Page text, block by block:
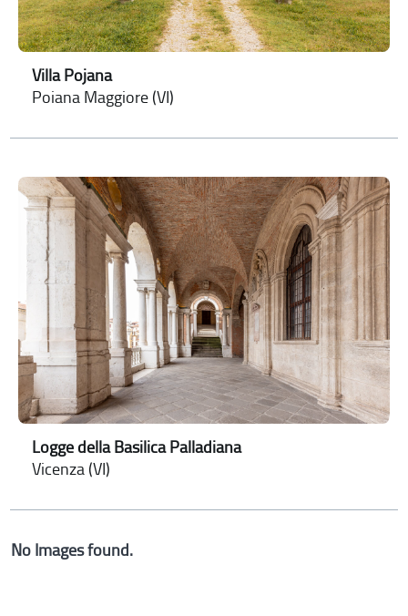
Villa Pojana
Poiana Maggiore (VI)
Logge della Basilica Palladiana
Vicenza (VI)
No Images found.